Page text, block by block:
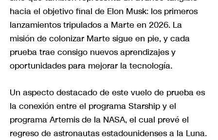
hacia el objetivo final de Elon Musk: los primeros
lanzamientos tripulados a Marte en 2026. La
misión de colonizar Marte sigue en pie, y cada
prueba trae consigo nuevos aprendizajes y
oportunidades para mejorar la tecnología.
Un aspecto destacado de este vuelo de prueba es
la conexión entre el programa Starship y el
programa Artemis de la NASA, el cual prevé el
regreso de astronautas estadounidenses a la Luna.